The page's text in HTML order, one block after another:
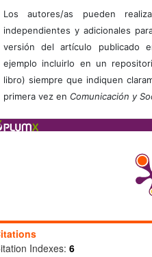
Los autores/as pueden
independientes y adicionales
versión del artículo publicado
ejemplo incluirlo en un
libro) siempre que indiquen
primera vez en Comunicación y
Indexes: 6